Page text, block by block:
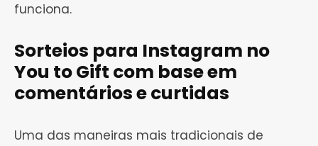
funciona.
Sorteios para Instagram no
You to Gift com base em
comentários e curtidas
Uma das maneiras mais tradicionais de